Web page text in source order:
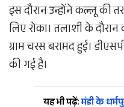
इस दौरान उन्होंने कल्लू की
लिए रोका। तलाशी के
ग्राम चरस बरामद हुई।
की गई है।
यह भी पढ़ें:मंडी के